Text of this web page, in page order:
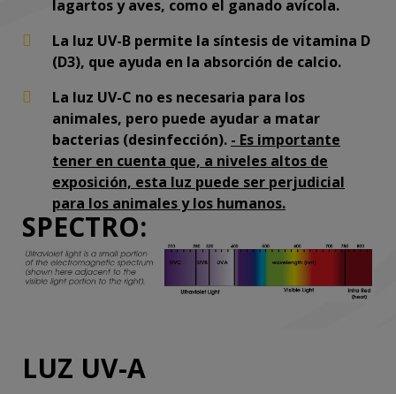
lagartos y aves, como el ganado avícola.
La luz UV-B permite la síntesis de vitamina D
(D3), que ayuda en la absorción de calcio.
La luz UV-C no es necesaria para los
animales, pero puede ayudar a matar
bacterias (desinfección). - Es importante
tener en cuenta que, a niveles altos de
exposición, esta luz puede ser perjudicial
para los animales y los humanos.
SPECTRO:
LUZ UV-A